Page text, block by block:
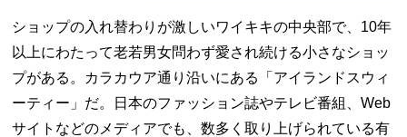
ショップの入れ替わりが激しいワイキキの中央部で、10年
以上にわたって老若男女問わず愛され続ける小さなショッ
プがある。カラカウア通り沿いにある「アイランドスウィ
ーティー」だ。日本のファッション誌やテレビ番組、Web
サイトなどのメディアでも、数多く取り上げられている有